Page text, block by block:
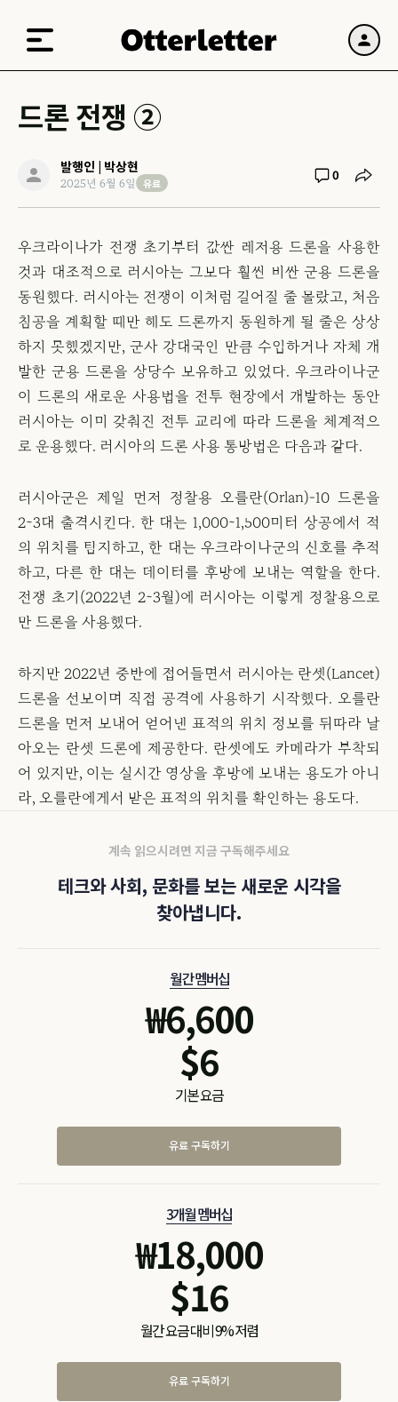
드론 전쟁 ②
발행인 | 박상현
2025년 6월 6일 유료 0
우크라이나가 전쟁 초기부터 값싼 레저용 드론을 사용한
것과 대조적으로 러시아는 그보다 훨씬 비싼 군용 드론을
동원했다. 러시아는 전쟁이 이처럼 길어질 줄 몰랐고, 처음
침공을 계획할 때만 해도 드론까지 동원하게 될 줄은 상상
하지 못했겠지만, 군사 강대국인 만큼 수입하거나 자체 개
발한 군용 드론을 상당수 보유하고 있었다. 우크라이나군
이 드론의 새로운 사용법을 전투 현장에서 개발하는 동안
러시아는 이미 갖춰진 전투 교리에 따라 드론을 체계적으
로 운용했다. 러시아의 드론 사용 통방법은 다음과 같다.
러시아군은 제일 먼저 정찰용 오를란(Orlan)-10 드론을
2~3대 출격시킨다. 한 대는 1,000~1,500미터 상공에서 적
의 위치를 탐지하고, 한 대는 우크라이나군의 신호를 추적
하고, 다른 한 대는 데이터를 후방에 보내는 역할을 한다.
전쟁 초기(2022년 2~3월)에 러시아는 이렇게 정찰용으로
만 드론을 사용했다.
하지만 2022년 중반에 접어들면서 러시아는 란셋(Lancet)
드론을 선보이며 직접 공격에 사용하기 시작했다. 오를란
드론을 먼저 보내어 얻어낸 표적의 위치 정보를 뒤따라 날
아오는 란셋 드론에 제공한다. 란셋에도 카메라가 부착되
어 있지만, 이는 실시간 영상을 후방에 보내는 용도가 아니
라, 오를란에게서 받은 표적의 위치를 확인하는 용도다.
계속 읽으시려면 지금 구독해주세요
테크와 사회, 문화를 보는 새로운 시각을
찾아냅니다.
월간 멤버십
₩6,600
$6
기본 요금
유료 구독하기
3개월 멤버십
₩18,000
$16
월간 요금 대비 9% 저렴
유료 구독하기